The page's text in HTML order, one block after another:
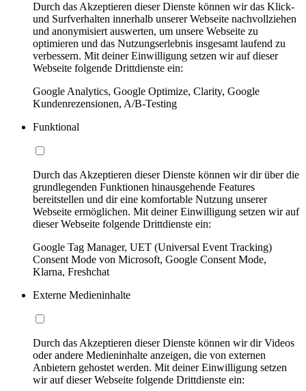
Durch das Akzeptieren dieser Dienste können wir das Klick-
und Surfverhalten innerhalb unserer Webseite nachvollziehen
und anonymisiert auswerten, um unsere Webseite zu
optimieren und das Nutzungserlebnis insgesamt laufend zu
verbessern. Mit deiner Einwilligung setzen wir auf dieser
Webseite folgende Drittdienste ein:
Google Analytics, Google Optimize, Clarity, Google
Kundenrezensionen, A/B-Testing
Funktional
Durch das Akzeptieren dieser Dienste können wir dir über die
grundlegenden Funktionen hinausgehende Features
bereitstellen und dir eine komfortable Nutzung unserer
Webseite ermöglichen. Mit deiner Einwilligung setzen wir auf
dieser Webseite folgende Drittdienste ein:
Google Tag Manager, UET (Universal Event Tracking)
Consent Mode von Microsoft, Google Consent Mode,
Klarna, Freshchat
Externe Medieninhalte
Durch das Akzeptieren dieser Dienste können wir dir Videos
oder andere Medieninhalte anzeigen, die von externen
Anbietern gehostet werden. Mit deiner Einwilligung setzen
wir auf dieser Webseite folgende Drittdienste ein: